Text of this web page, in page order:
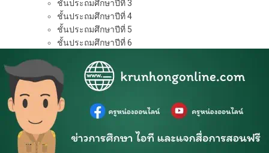
ชั้นประถมศึกษาปีที่ 3
ชั้นประถมศึกษาปีที่ 4
ชั้นประถมศึกษาปีที่ 5
ชั้นประถมศึกษาปีที่ 6